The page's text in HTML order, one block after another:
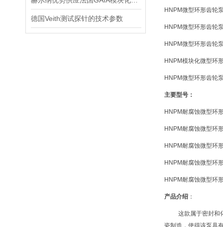
德国Veith测试探针的技术参数
HNPM微型环形齿轮
HNPM微型环形齿轮
HNPM微型环形齿轮
HNPM模块化微型环
HNPM微型环形齿轮
主要型号 ：
HNPM耐腐蚀微型环
HNPM耐腐蚀微型环
HNPM耐腐蚀微型环
HNPM耐腐蚀微型环
HNPM耐腐蚀微型环
产品介绍 ：
这款属于密封和
瓷制造，使得该泵具